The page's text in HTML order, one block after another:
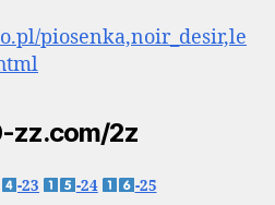
piosenka,noir_desir,le
zz.com/2z
-23 -24 -25